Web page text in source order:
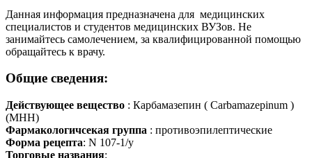
Данная информация предназначена для медицинских
специалистов и студентов медицинских ВУЗов. Не
занимайтесь самолечением, за квалифицированной помощью
обращайтесь к врачу.
Общие сведения:
Действующее вещество : Карбамазепин ( Carbamazepinum )
(МНН)
Фармакологичсекая группа : противоэпилептические
Форма рецепта: N 107-1/у
Торговые названия: